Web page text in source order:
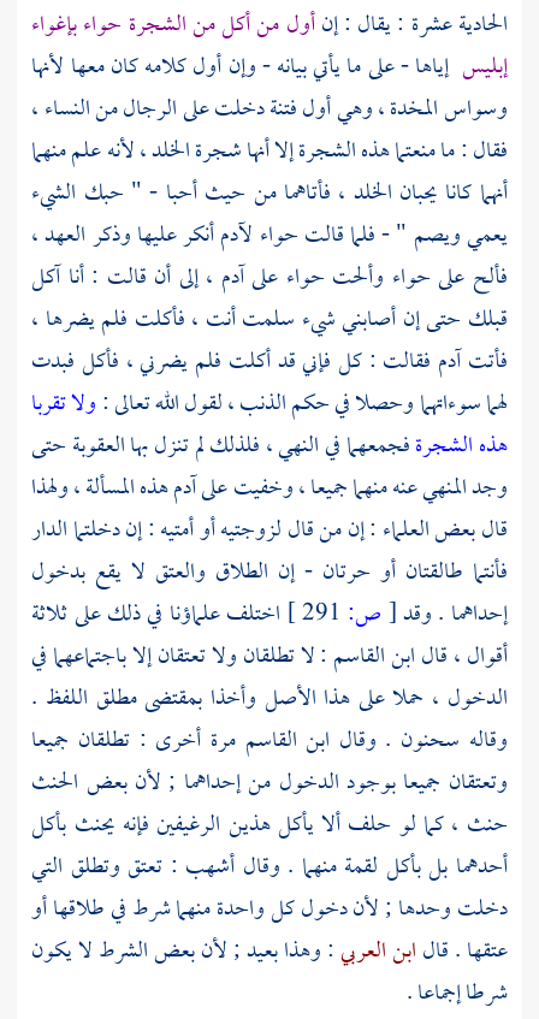
الحادية عشرة : يقال : إنأول من أكل من الشجرة حواءبإغواء
إبليس إياها - على ما يأتي بيانه - وإن أول كلامه كان معها لأنها
وسواس المخدة ، وهي أول فتنة دخلت على الرجال من النساء ،
فقال : ما منعتما هذه الشجرة إلا أنها شجرة الخلد ، لأنه علم منهما
أنهما كانا يحبان الخلد ، فأتاهما من حيث أحبا - " حبك الشيء
يعمي ويصم " - فلما قالتحواء لآدمأنكر عليها وذكر العهد ،
فألح علىحواء وألحت حواء علىآدم ، إلى أن قالت : أنا آكل
قبلك حتى إن أصابني شيء سلمت أنت ، فأكلت فلم يضرها ،
فأتتآدم فقالت : كل فإني قد أكلت فلم يضرني ، فأكل فبدت
لهما سوءاتهما وحصلا في حكم الذنب ، لقول الله تعالى :ولا تقربا
هذه الشجرةفجمعهما في النهي ، فلذلك لم تنزل بها العقوبة حتى
وجد المنهي عنه منهما جميعا ، وخفيت علىآدمهذه المسألة ، ولهذا
قال بعض العلماء : إن من قال لزوجتيه أو أمتيه : إن دخلتما الدار
فأنتما طالقتان أو حرتان - إن الطلاق والعتق لا يقع بدخول
إحداهما . وقد[ص:
اختلف علماؤنا في ذلك على ثلاثة
أقوال ، قالابن القاسم : لا تطلقان ولا تعتقان إلا باجتماعهما في
الدخول ، حملا على هذا الأصل وأخذا بمقتضى مطلق اللفظ .
وقاله سحنون . وقال ابن القاسممرة أخرى : تطلقان جميعا
وتعتقان جميعا بوجود الدخول من إحداهما ; لأن بعض الحنث
حنث ، كما لو حلف ألا يأكل هذين الرغيفين فإنه يحنث بأكل
أحدهما بل بأكل لقمة منهما . وقال أشهب : تعتق وتطلق التي
دخلت وحدها ; لأن دخول كل واحدة منهما شرط في طلاقها أو
عتقها . قالابن العربي: وهذا بعيد ; لأن بعض الشرط لا يكون
شرطا إجماعا .